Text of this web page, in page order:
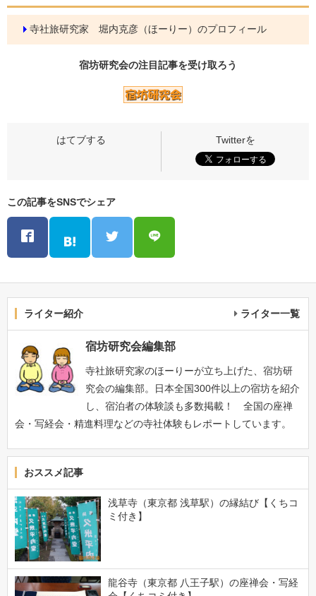
寺社旅研究家 堀内克彦（ほーりー）のプロフィール
宿坊研究会の注目記事を受け取ろう
この記事をSNSでシェア
ライター紹介 ライター一覧
宿坊研究会編集部
寺社旅研究家のほーりーが立ち上げた、宿坊研
究会の編集部。日本全国300件以上の宿坊を紹介
し、宿泊者の体験談も多数掲載！ 全国の座禅
会・写経会・精進料理などの寺社体験もレポートしています。
おススメ記事
浅草寺（東京都 浅草駅）の縁結び【くちコ
ミ付き】
龍谷寺（東京都 八王子駅）の座禅会・写経